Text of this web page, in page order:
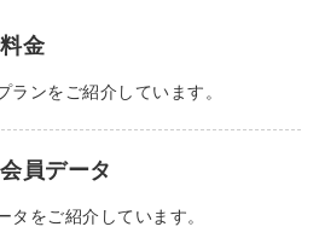
金
ンをご紹介しています。
員データ
をご紹介しています。